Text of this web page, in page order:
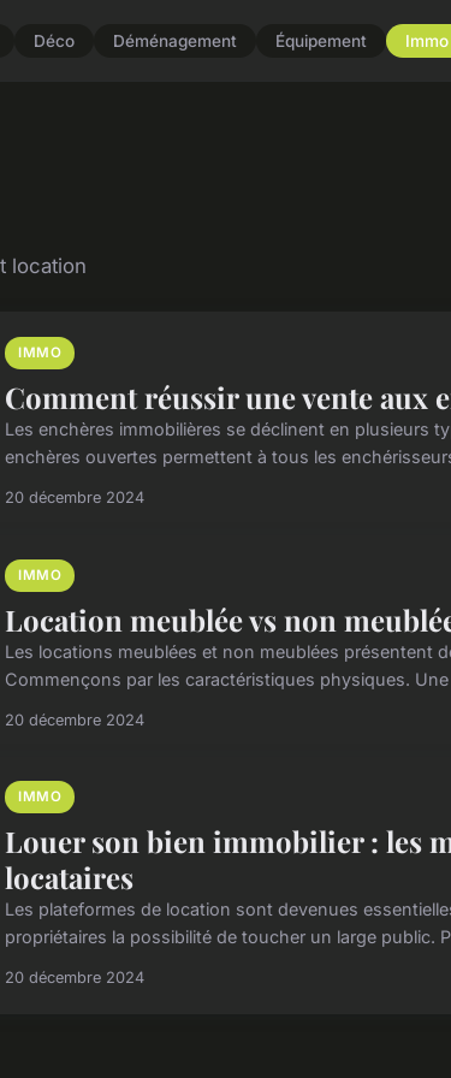
Déco Déménagement Équipement Immo
location
IMMO
Comment réussir une vente aux
Les enchères immobilières se déclinent en plusieurs
enchères ouvertes permettent à tous les
20 décembre 2024
IMMO
Location meublée vs non
Les locations meublées et non meublées présentent
Commençons par les caractéristiques physiques.
20 décembre 2024
IMMO
Louer son bien immobilier : les
locataires
Les plateformes de location sont devenues
propriétaires la possibilité de toucher un large public.
20 décembre 2024